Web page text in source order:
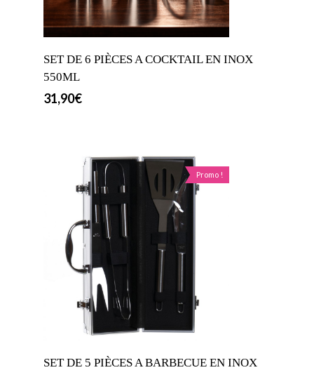
SET DE 6 PIÈCES A COCKTAIL EN INOX
550ML
31,90€
Promo !
SET DE 5 PIÈCES A BARBECUE EN INOX